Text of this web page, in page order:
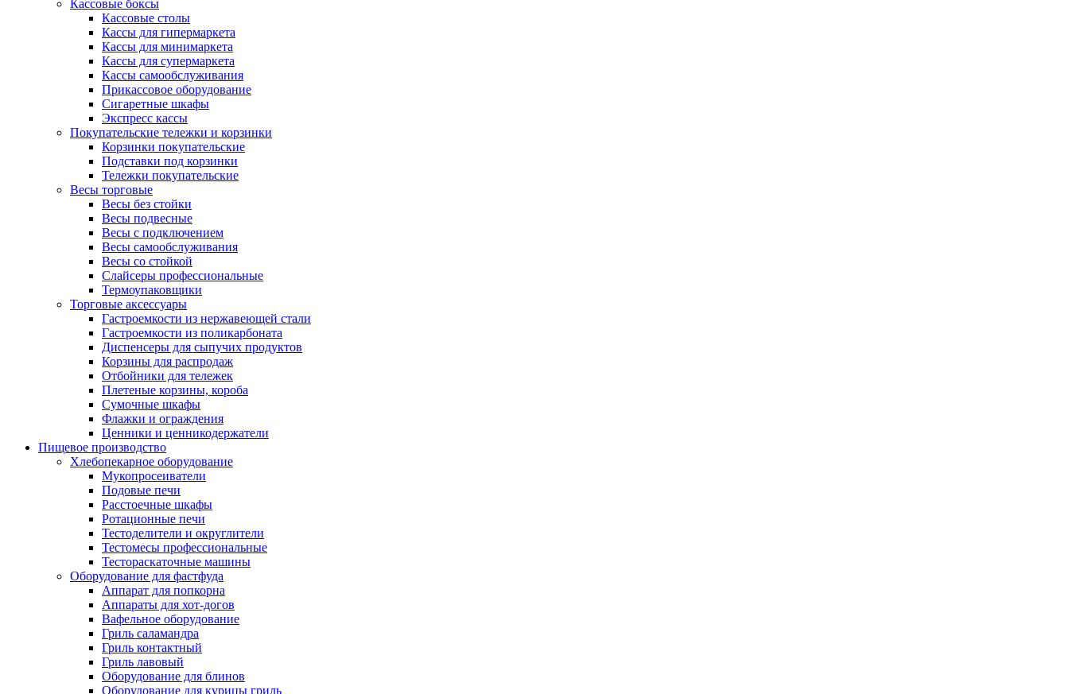
Кассовые боксы
Кассовые столы
Кассы для гипермаркета
Кассы для минимаркета
Кассы для супермаркета
Кассы самообслуживания
Прикассовое оборудование
Сигаретные шкафы
Экспресс кассы
Покупательские тележки и корзинки
Корзинки покупательские
Подставки под корзинки
Тележки покупательские
Весы торговые
Весы без стойки
Весы подвесные
Весы с подключением
Весы самообслуживания
Весы со стойкой
Слайсеры профессиональные
Термоупаковщики
Торговые аксессуары
Гастроемкости из нержавеющей стали
Гастроемкости из поликарбоната
Диспенсеры для сыпучих продуктов
Корзины для распродаж
Отбойники для тележек
Плетеные корзины, короба
Сумочные шкафы
Флажки и ограждения
Ценники и ценникодержатели
Пищевое производство
Хлебопекарное оборудование
Мукопросеиватели
Подовые печи
Расстоечные шкафы
Ротационные печи
Тестоделители и округлители
Тестомесы профессиональные
Тестораскаточные машины
Оборудование для фастфуда
Аппарат для попкорна
Аппараты для хот-догов
Вафельное оборудование
Гриль саламандра
Гриль контактный
Гриль лавовый
Оборудование для блинов
Оборудование для курицы гриль